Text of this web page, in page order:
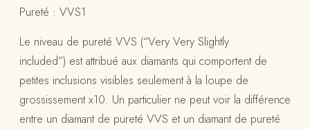
Pureté : VVS1
Le niveau de pureté VVS (“Very Very Slightly
included”) est attribué aux diamants qui comportent de
petites inclusions visibles seulement à la loupe de
grossissement x10. Un particulier ne peut voir la différence
entre un diamant de pureté VVS et un diamant de pureté